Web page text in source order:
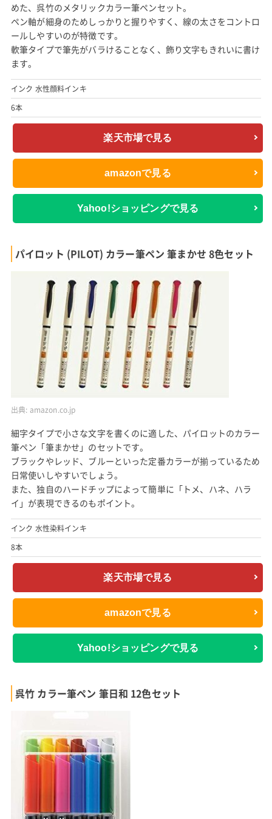
めた、呉竹のメタリックカラー筆ペンセット。
ペン軸が細身のためしっかりと握りやすく、線の太さをコントロ
ールしやすいのが特徴です。
軟筆タイプで筆先がバラけることなく、飾り文字もきれいに書け
ます。
インク 水性顔料インキ
6本
楽天市場で見る
amazonで見る
Yahoo!ショッピングで見る
パイロット (PILOT) カラー筆ペン 筆まかせ 8色セット
出典: amazon.co.jp
細字タイプで小さな文字を書くのに適した、パイロットのカラー
筆ペン「筆まかせ」のセットです。
ブラックやレッド、ブルーといった定番カラーが揃っているため
日常使いしやすいでしょう。
また、独自のハードチップによって簡単に「トメ、ハネ、ハラ
イ」が表現できるのもポイント。
インク 水性染料インキ
8本
楽天市場で見る
amazonで見る
Yahoo!ショッピングで見る
呉竹 カラー筆ペン 筆日和 12色セット